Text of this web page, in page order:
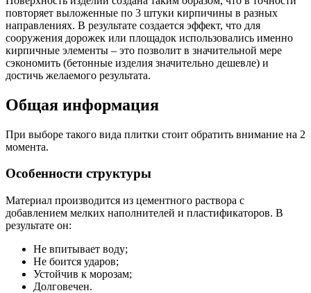
повторяет выложенные по 3 штуки кирпичины в разных
направлениях. В результате создается эффект, что для
сооружения дорожек или площадок использовались именно
кирпичные элементы – это позволит в значительной мере
сэкономить (бетонные изделия значительно дешевле) и
достичь желаемого результата.
Общая информация
При выборе такого вида плитки стоит обратить внимание на 2
момента.
Особенности структуры
Материал производится из цементного раствора с
добавлением мелких наполнителей и пластификаторов. В
результате он:
Не впитывает воду;
Не боится ударов;
Устойчив к морозам;
Долговечен.